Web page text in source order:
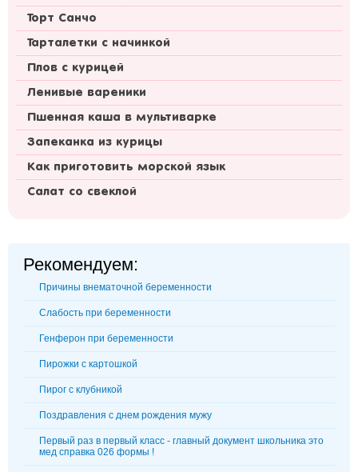
Торт Санчо
Тарталетки с начинкой
Плов с курицей
Ленивые вареники
Пшенная каша в мультиварке
Запеканка из курицы
Как приготовить морской язык
Салат со свеклой
Рекомендуем:
Причины внематочной беременности
Слабость при беременности
Генферон при беременности
Пирожки с картошкой
Пирог с клубникой
Поздравления с днем рождения мужу
Первый раз в первый класс - главный документ школьника это
мед справка 026 формы !